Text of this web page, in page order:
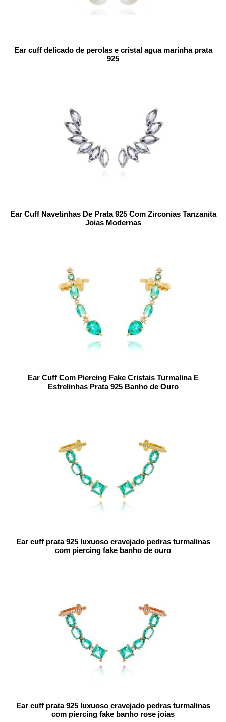
Ear cuff delicado de perolas e cristal agua marinha prata
925
Ear Cuff Navetinhas De Prata 925 Com Zirconias Tanzanita
Joias Modernas
Ear Cuff Com Piercing Fake Cristais Turmalina E
Estrelinhas Prata 925 Banho de Ouro
Ear cuff prata 925 luxuoso cravejado pedras turmalinas
com piercing fake banho de ouro
Ear cuff prata 925 luxuoso cravejado pedras turmalinas
com piercing fake banho rose joias